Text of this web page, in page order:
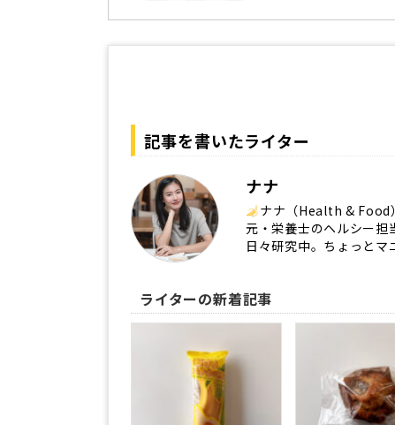
記事を書いたライター
ナナ
ナナ（Health & Food）
元・栄養士のヘルシー担
日々研究中。ちょっと
ライターの新着記事